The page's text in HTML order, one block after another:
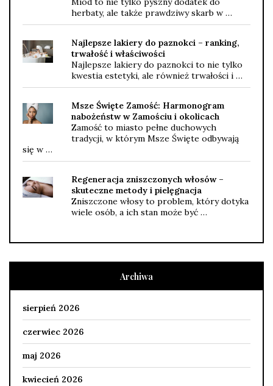
herbaty, ale także prawdziwy skarb w …
Najlepsze lakiery do paznokci – ranking,
trwałość i właściwości
Najlepsze lakiery do paznokci to nie tylko
kwestia estetyki, ale również trwałości i …
Msze Święte Zamość: Harmonogram
nabożeństw w Zamościu i okolicach
Zamość to miasto pełne duchowych
tradycji, w którym Msze Święte odbywają
się w …
Regeneracja zniszczonych włosów –
skuteczne metody i pielęgnacja
Zniszczone włosy to problem, który dotyka
wiele osób, a ich stan może być …
Archiwa
sierpień 2026
czerwiec 2026
maj 2026
kwiecień 2026